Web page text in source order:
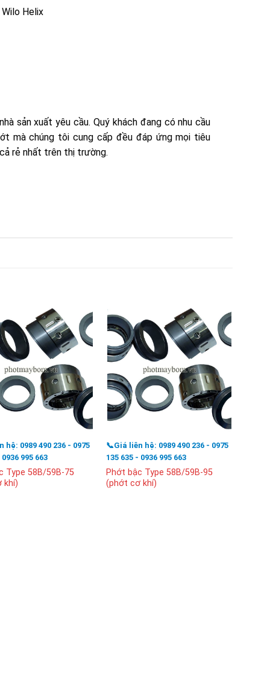
Helix
sản xuất yêu cầu. Quý khách đang có nhu cầu
mà chúng tôi cung cấp đều đáp ứng mọi tiêu
rẻ nhất trên thị trường.
hệ: 0989 490 236 - 0975
995 663
Type 58B/59B-75
khí)
📞Giá liên hệ: 0989 490 236 - 0975
135 635 - 0936 995 663
Phớt bậc Type 58B/59B-95
(phớt cơ khí)